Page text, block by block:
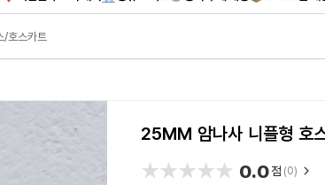
호스카트
25MM 암나사 니플형 호
★★★★★
★★★★★ 0.0점 (0)